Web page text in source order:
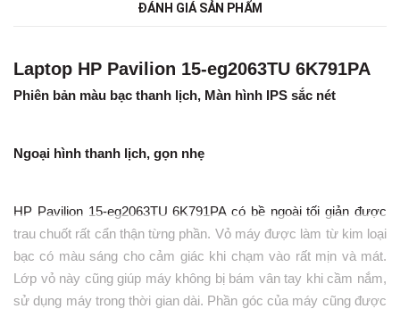
ĐÁNH GIÁ SẢN PHẨM
Laptop HP Pavilion 15-eg2063TU 6K791PA
Phiên bản màu bạc thanh lịch, Màn hình IPS sắc nét
Ngoại hình thanh lịch, gọn nhẹ
HP Pavilion 15-eg2063TU 6K791PA có bề ngoài tối giản được
trau chuốt rất cẩn thận từng phần. Vỏ máy được làm từ kim loại
bạc có màu sáng cho cảm giác khi chạm vào rất mịn và mát.
Lớp vỏ này cũng giúp máy không bị bám vân tay khi cầm nắm,
sử dụng máy trong thời gian dài. Phần góc của máy cũng được